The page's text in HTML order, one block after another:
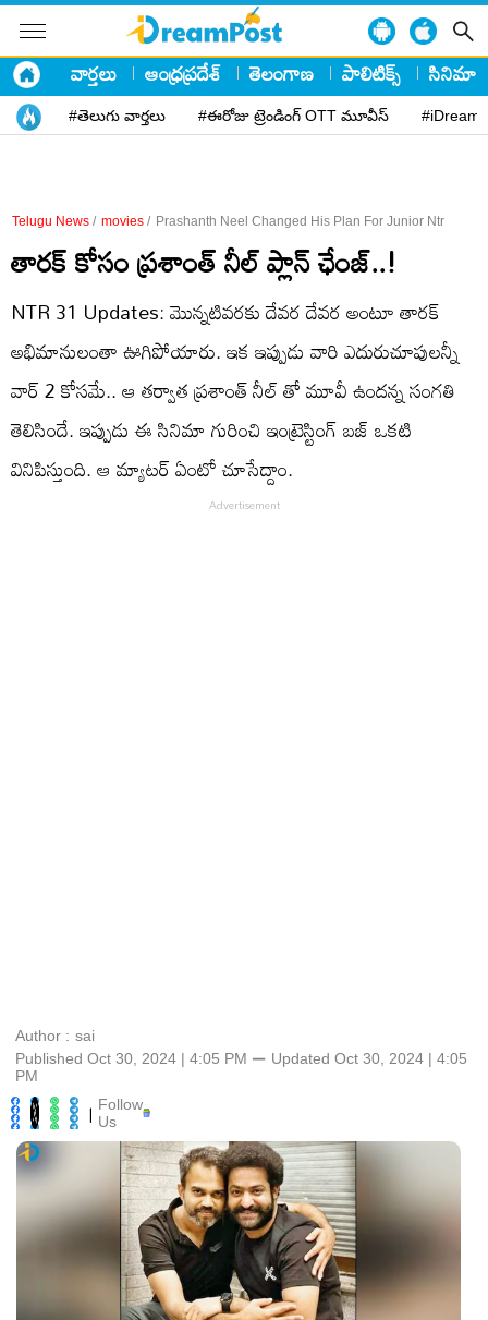
వార్తలు ఆంధ్రప్రదేశ్ తెలంగాణ పాలిటిక్స్ సినిమా
#తెలుగు వార్తలు #ఈరోజు ట్రెండింగ్ OTT మూవీస్
Telugu News / movies / Prashanth Neel Changed His Plan For Junior Ntr
తారక్ కోసం ప్రశాంత్ నీల్ ప్లాన్ ఛేంజ్..!
NTR 31 Updates: మొన్నటివరకు దేవర దేవర అంటూ తారక్
అభిమానులంతా ఊగిపోయారు. ఇక ఇప్పుడు వారి ఎదురుచూపులన్నీ
వార్ 2 కోసమే.. ఆ తర్వాత ప్రశాంత్ నీల్ తో మూవీ ఉందన్న సంగతి
తెలిసిందే. ఇప్పుడు ఈ సినిమా గురించి ఇంట్రెస్టింగ్ బజ్ ఒకటి
వినిపిస్తుంది. ఆ మ్యాటర్ ఏంటో చూసేద్దాం.
Author : sai
Published Oct 30, 2024 | 4:05 PM ⚊ Updated Oct 30, 2024 | 4:05
PM
| Follow
Us